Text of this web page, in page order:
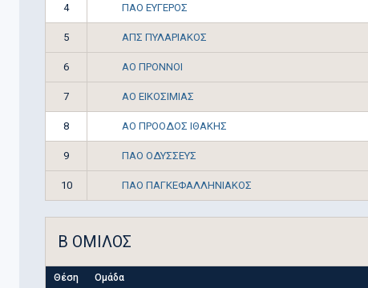
4 ΠΑΟ ΕΥΓΕΡΟΣ
5 ΑΠΣ ΠΥΛΑΡΙΑΚΟΣ
6 ΑΟ ΠΡΟΝΝΟΙ
7 ΑΟ ΕΙΚΟΣΙΜΙΑΣ
8 ΑΟ ΠΡΟΟΔΟΣ ΙΘΑΚΗΣ
9 ΠΑΟ ΟΔΥΣΣΕΥΣ
10 ΠΑΟ ΠΑΓΚΕΦΑΛΛΗΝΙΑΚΟΣ
Β ΟΜΙΛΟΣ
Θέση Ομάδα